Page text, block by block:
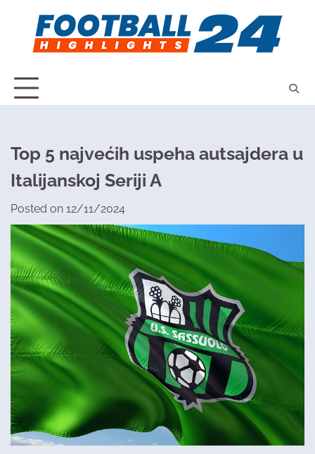
content
Top 5 najvećih uspeha autsajdera u
Italijanskoj Seriji A
Posted on 12/11/2024